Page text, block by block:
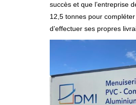
succès et que l’entreprise
12,5 tonnes pour
d’effectuer ses propres